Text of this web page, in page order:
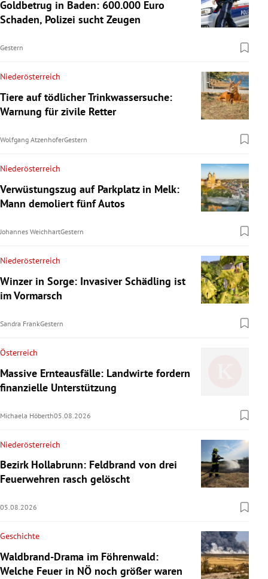
Goldbetrug in Baden: 600.000 Euro
Schaden, Polizei sucht Zeugen
Gestern
Niederösterreich
Tiere auf tödlicher Trinkwassersuche:
Warnung für zivile Retter
Wolfgang AtzenhoferGestern
Niederösterreich
Verwüstungszug auf Parkplatz in Melk:
Mann demoliert fünf Autos
Johannes WeichhartGestern
Niederösterreich
Winzer in Sorge: Invasiver Schädling ist
im Vormarsch
Sandra FrankGestern
Österreich
Massive Ernteausfälle: Landwirte fordern
finanzielle Unterstützung
Michaela Höberth05.08.2026
Niederösterreich
Bezirk Hollabrunn: Feldbrand von drei
Feuerwehren rasch gelöscht
05.08.2026
Geschichte
Waldbrand-Drama im Föhrenwald:
Welche Feuer in NÖ noch größer waren